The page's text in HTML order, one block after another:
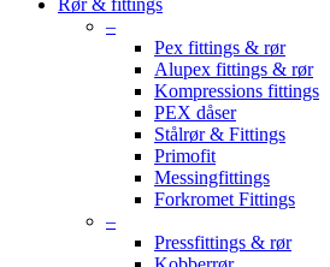
Rør & fittings
–
Pex fittings & rør
Alupex fittings & rør
Kompressions fittings
PEX dåser
Stålrør & Fittings
Primofit
Messingfittings
Forkromet Fittings
–
Pressfittings & rør